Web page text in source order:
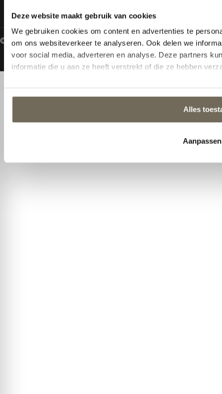
© 2026 Alle rechten gereserveerdAlgemene voorwaarden
Privacy PolicyGemaakt door MHS Media